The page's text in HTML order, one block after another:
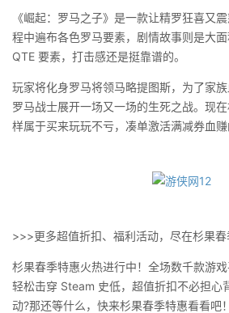
《崛起：罗马之子》是一款让精罗狂喜又
程中遍布各色罗马要素，剧情故事则是大
QTE 要素，打击感还是挺靠谱的。
玩家将化身罗马将领马略提图斯，为了家
罗马战士展开一场又一场的生死之战。现
样属于买来玩玩不亏，凑单激活满减券血
>>>更多超值折扣、福利活动，尽在杉果春
杉果春季特惠火热进行中！全场数千款游
轻松击穿 Steam 史低，超值折扣不必担心
动?那还等什么，快来杉果春季特惠看看吧！